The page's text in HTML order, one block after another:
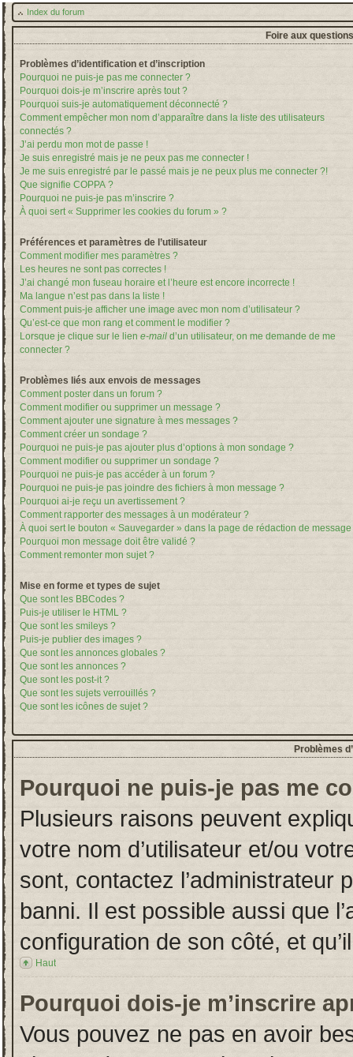
Index du forum
Foire aux
Problèmes d’identification et d’inscription
Pourquoi ne puis-je pas me connecter ?
Pourquoi dois-je m’inscrire après tout ?
Pourquoi suis-je automatiquement déconnecté ?
Comment empêcher mon nom d’apparaître dans la liste des utilisateurs
connectés ?
J’ai perdu mon mot de passe !
Je suis enregistré mais je ne peux pas me connecter !
Je me suis enregistré par le passé mais je ne peux plus me connecter ?!
Que signifie COPPA ?
Pourquoi ne puis-je pas m’inscrire ?
À quoi sert « Supprimer les cookies du forum » ?
Préférences et paramètres de l’utilisateur
Comment modifier mes paramètres ?
Les heures ne sont pas correctes !
J’ai changé mon fuseau horaire et l’heure est encore incorrecte !
Ma langue n’est pas dans la liste !
Comment puis-je afficher une image avec mon nom d’utilisateur ?
Qu’est-ce que mon rang et comment le modifier ?
Lorsque je clique sur le lien e-mail d’un utilisateur, on me demande de me
connecter ?
Problèmes liés aux envois de messages
Comment poster dans un forum ?
Comment modifier ou supprimer un message ?
Comment ajouter une signature à mes messages ?
Comment créer un sondage ?
Pourquoi ne puis-je pas ajouter plus d’options à mon sondage ?
Comment modifier ou supprimer un sondage ?
Pourquoi ne puis-je pas accéder à un forum ?
Pourquoi ne puis-je pas joindre des fichiers à mon message ?
Pourquoi ai-je reçu un avertissement ?
Comment rapporter des messages à un modérateur ?
À quoi sert le bouton « Sauvegarder » dans la page de rédaction de message
Pourquoi mon message doit être validé ?
Comment remonter mon sujet ?
Mise en forme et types de sujet
Que sont les BBCodes ?
Puis-je utiliser le HTML ?
Que sont les smileys ?
Puis-je publier des images ?
Que sont les annonces globales ?
Que sont les annonces ?
Que sont les post-it ?
Que sont les sujets verrouillés ?
Que sont les icônes de sujet ?
Problèmes
Pourquoi ne puis-je pas me
Plusieurs raisons peuvent
votre nom d’utilisateur et/ou
sont, contactez l’administrateur
banni. Il est possible aussi que
configuration de son côté, et
Haut
Pourquoi dois-je m’inscrire
Vous pouvez ne pas en avoir